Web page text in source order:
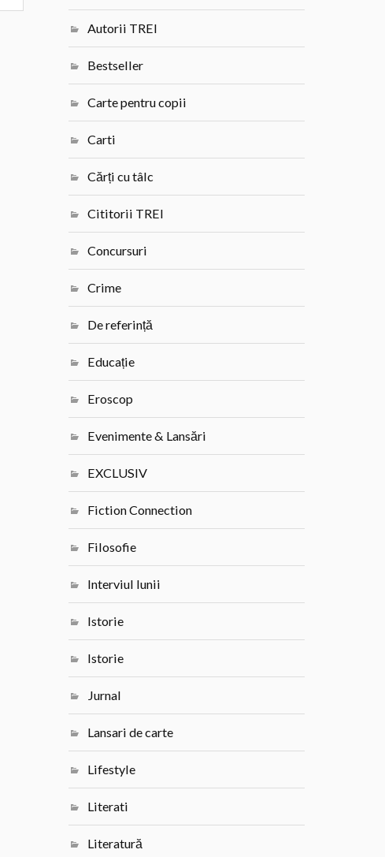
Autorii TREI
Bestseller
Carte pentru copii
Carti
Cărți cu tâlc
Cititorii TREI
Concursuri
Crime
De referință
Educație
Eroscop
Evenimente & Lansări
EXCLUSIV
Fiction Connection
Filosofie
Interviul lunii
Istorie
Istorie
Jurnal
Lansari de carte
Lifestyle
Literati
Literatură